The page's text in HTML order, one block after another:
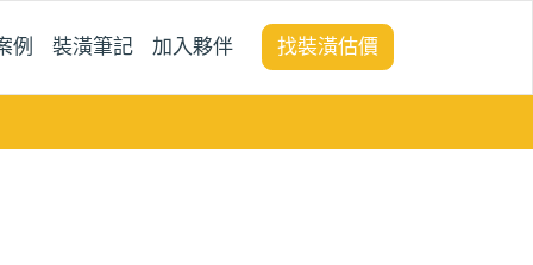
例 裝潢筆記 加入夥伴 找裝潢估價